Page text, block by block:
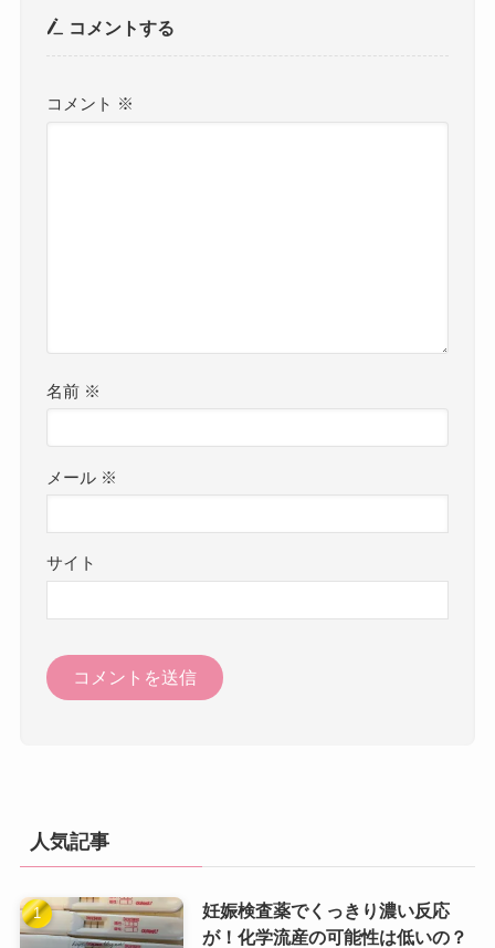
コメントする
コメント ※
名前 ※
メール ※
サイト
人気記事
妊娠検査薬でくっきり濃い反応
が！化学流産の可能性は低いの？